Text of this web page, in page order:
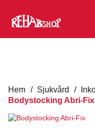
Hem / Sjukvård /
Bodystocking Abri-Fix